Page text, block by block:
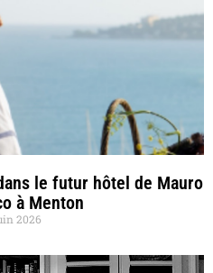
le futur hôtel de Mauro
à Menton
2026